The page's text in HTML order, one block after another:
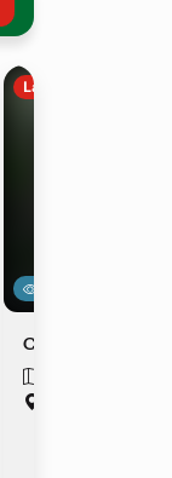
Látványosság
Ciszterci